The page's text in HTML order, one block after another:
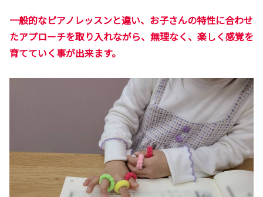
一般的なピアノレッスンと違い、お子さんの特性に合わせ
たアプローチを取り入れながら、無理なく、楽しく感覚を
育てていく事が出来ます。